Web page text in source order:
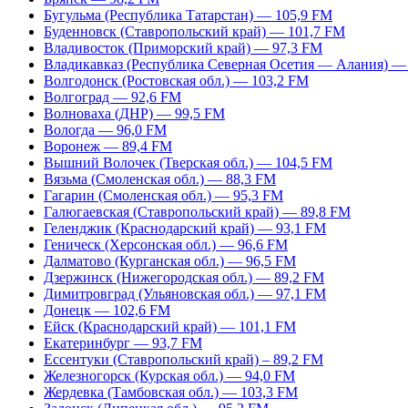
Бугульма (Республика Татарстан) — 105,9 FM
Буденновск (Ставропольский край) — 101,7 FM
Владивосток (Приморский край) — 97,3 FM
Владикавказ (Республика Северная Осетия — Алания)
Волгодонск (Ростовская обл.) — 103,2 FM
Волгоград — 92,6 FM
Волноваха (ДНР) — 99,5 FM
Вологда — 96,0 FM
Воронеж — 89,4 FM
Вышний Волочек (Тверская обл.) — 104,5 FM
Вязьма (Смоленская обл.) — 88,3 FM
Гагарин (Смоленская обл.) — 95,3 FM
Галюгаевская (Ставропольский край) — 89,8 FM
Геленджик (Краснодарский край) — 93,1 FM
Геническ (Херсонская обл.) — 96,6 FM
Далматово (Курганская обл.) — 96,5 FM
Дзержинск (Нижегородская обл.) — 89,2 FM
Димитровград (Ульяновская обл.) — 97,1 FM
Донецк — 102,6 FM
Ейск (Краснодарский край) — 101,1 FM
Екатеринбург — 93,7 FM
Ессентуки (Ставропольский край) – 89,2 FM
Железногорск (Курская обл.) — 94,0 FM
Жердевка (Тамбовская обл.) — 103,3 FM